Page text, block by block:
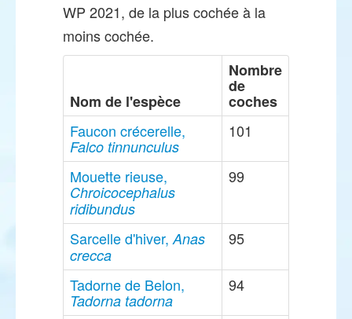
WP 2021, de la plus cochée à la
moins cochée.
Nom de l'espèce
Nombre
de
coches
Faucon crécerelle,
Falco tinnunculus
101
Mouette rieuse,
Chroicocephalus
ridibundus
99
Sarcelle d'hiver,Anas
crecca
95
Tadorne de Belon,
Tadorna tadorna
94